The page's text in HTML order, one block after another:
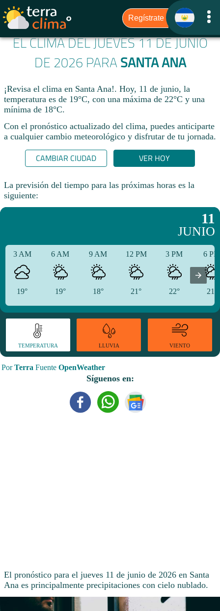
EL CLIMA DEL JUEVES 11 DE JUNIO
DE 2026 PARA SANTA ANA
¡Revisa el clima en Santa Ana!. Hoy, 11 de junio, la
temperatura es de 19°C, con una máxima de 22°C y una
mínima de 18°C.​
Con el pronóstico actualizado del clima, puedes anticiparte
a cualquier cambio meteorológico y disfrutar de tu jornada.​
CAMBIAR CIUDAD VER HOY
La previsión del tiempo para las próximas horas es la
siguiente:
11
JUNIO
3 AM
19°
6 AM
19°
9 AM
18°
12 PM
21°
3 PM
22°
6
21°
TEMPERATURA LLUVIA VIENTO
PorTerra Fuente OpenWeather
Síguenos en:
El pronóstico para el jueves 11 de junio de 2026 en Santa
Ana es principalmente precipitaciones con cielo nublado.